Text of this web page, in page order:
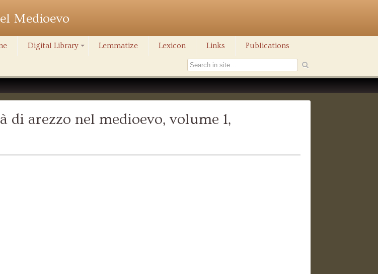
Medioevo
Digital Library Lemmatize Lexicon Links Publications
arezzo nel medioevo, volume 1,